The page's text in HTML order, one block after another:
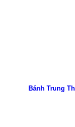
Bánh Trung